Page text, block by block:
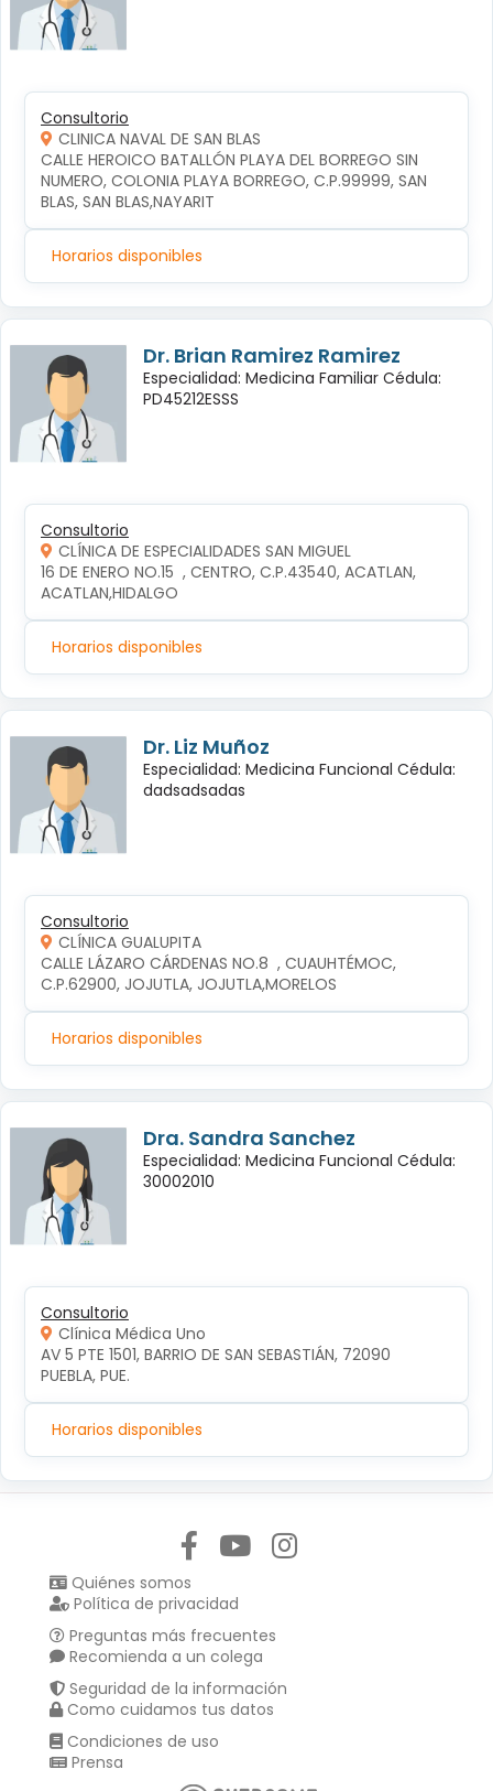
Consultorio
CLINICA NAVAL DE SAN BLAS
CALLE HEROICO BATALLÓN PLAYA DEL BORREGO SIN
NUMERO, COLONIA PLAYA BORREGO, C.P.99999, SAN
BLAS, SAN BLAS,NAYARIT
Horarios disponibles
Dr. Brian Ramirez Ramirez
Especialidad: Medicina Familiar Cédula:
PD45212ESSS
Consultorio
CLÍNICA DE ESPECIALIDADES SAN MIGUEL
16 DE ENERO NO.15  , CENTRO, C.P.43540, ACATLAN,
ACATLAN,HIDALGO
Horarios disponibles
Dr. Liz Muñoz
Especialidad: Medicina Funcional Cédula:
dadsadsadas
Consultorio
CLÍNICA GUALUPITA
CALLE LÁZARO CÁRDENAS NO.8  , CUAUHTÉMOC,
C.P.62900, JOJUTLA, JOJUTLA,MORELOS
Horarios disponibles
Dra. Sandra Sanchez
Especialidad: Medicina Funcional Cédula:
30002010
Consultorio
Clínica Médica Uno
AV 5 PTE 1501, BARRIO DE SAN SEBASTIÁN, 72090
PUEBLA, PUE.
Horarios disponibles
Quiénes somos
Política de privacidad
Preguntas más frecuentes
Recomienda a un colega
Seguridad de la información
Como cuidamos tus datos
Condiciones de uso
Prensa